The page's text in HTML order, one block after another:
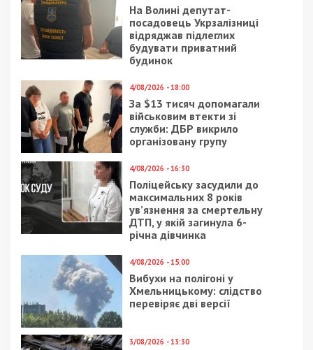
На Волині депутат-
посадовець Укрзалізниці
відряджав підлеглих
будувати приватний
будинок
4/08/2026 - 18:00
За $13 тисяч допомагали
військовим втекти зі
служби: ДБР викрило
організовану групу
4/08/2026 - 16:30
Поліцейську засудили до
максимальних 8 років
ув’язнення за смертельну
ДТП, у якій загинула 6-
річна дівчинка
4/08/2026 - 15:00
Вибухи на полігоні у
Хмельницькому: слідство
перевіряє дві версії
3/08/2026 - 13:30